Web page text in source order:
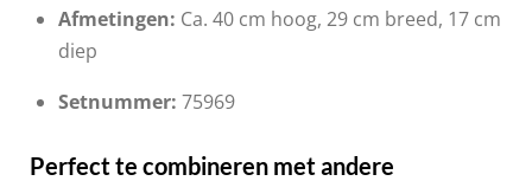
Afmetingen: Ca. 40 cm hoog, 29 cm breed, 17 cm
diep
Setnummer: 75969
Perfect te combineren met andere